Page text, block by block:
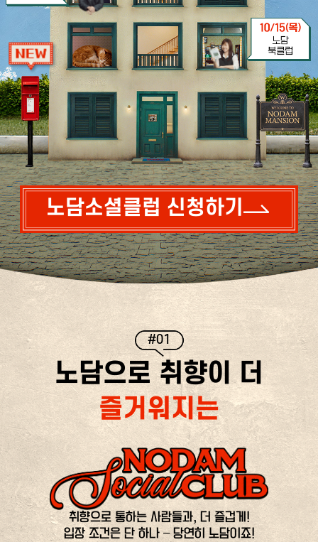
노담소셜클럽 신청하기
#01
노담으로 취향이 더
즐거워지는
취향으로 통하는 사람들과, 더 즐겁게!
입장 조건은 단 하나 – 당연히 노담이죠!